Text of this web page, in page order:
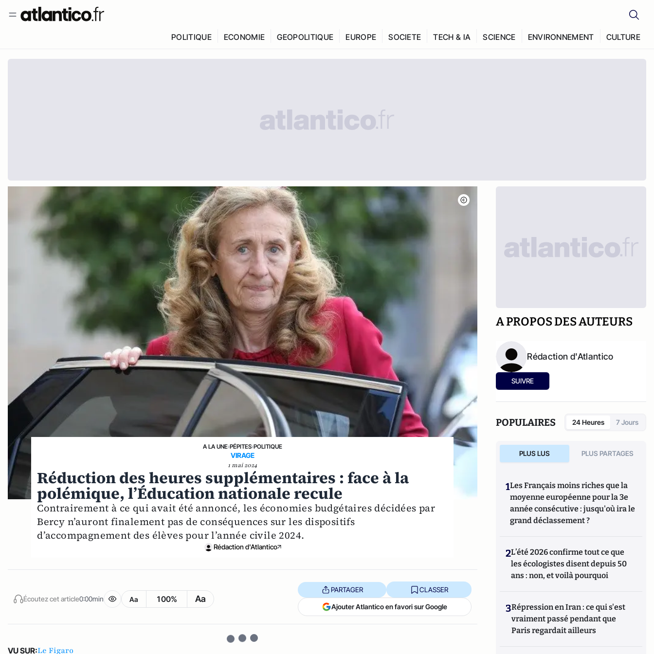
POLITIQUE ECONOMIE GEOPOLITIQUE EUROPE SOCIETE TECH & IA SCIENCE ENVIRONNEMENT CULTURE
A LA UNE›PÉPITES›POLITIQUE
VIRAGE
1 mai 2024
Réduction des heures supplémentaires : face à la
polémique, l’Éducation nationale recule
Contrairement à ce qui avait été annoncé, les économies budgétaires décidées par
Bercy n’auront finalement pas de conséquences sur les dispositifs
d’accompagnement des élèves pour l’année civile 2024.
Rédaction d'Atlantico
Écoutez cet article0:00min Aa 100% Aa
PARTAGER CLASSER
Ajouter Atlantico en favori sur Google
VU SUR:Le Figaro
A PROPOS DES AUTEURS
Rédaction d'Atlantico
SUIVRE
POPULAIRES 24 Heures 7 Jours
PLUS LUS PLUS PARTAGES
1Les Français moins riches que la
moyenne européenne pour la 3e
année consécutive : jusqu'où ira le
grand déclassement ?
2L’été 2026 confirme tout ce que
les écologistes disent depuis 50
ans : non, et voilà pourquoi
3Répression en Iran : ce qui s'est
vraiment passé pendant que
Paris regardait ailleurs